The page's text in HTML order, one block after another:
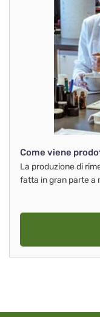
Come viene
La produzione di
fatta in gran parte a